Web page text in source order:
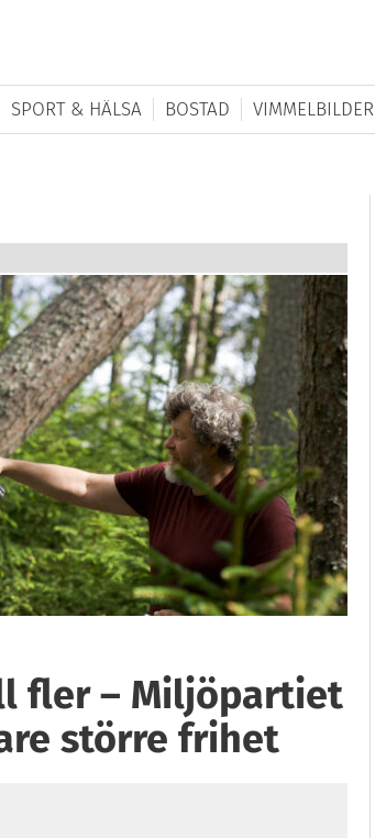
SPORT & HÄLSA BOSTAD VIMMELBILDER
fler – Miljöpartiet
större frihet